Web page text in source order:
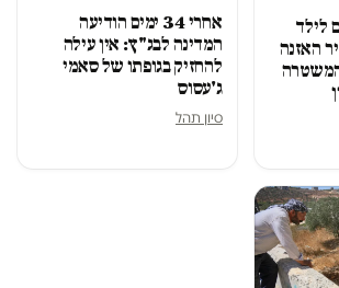
לילד
האזנה
המשטרה
אחרי 34 ימים הודיעה
המדינה לבג"ץ: אין עילה
להחזיק בגופתו של סאמי
ג'עסוס
סיון תהל